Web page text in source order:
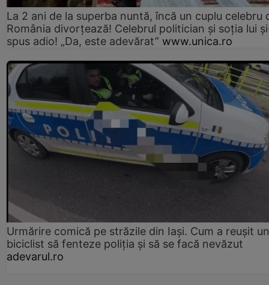
La 2 ani de la superba nuntă, încă un cuplu celebru
România divorțează! Celebrul politician și soția lui
spus adio! „Da, este adevărat” www.unica.ro
Urmărire comică pe străzile din Iași. Cum a reușit un
biciclist să fenteze poliția și să se facă nevăzut
adevarul.ro